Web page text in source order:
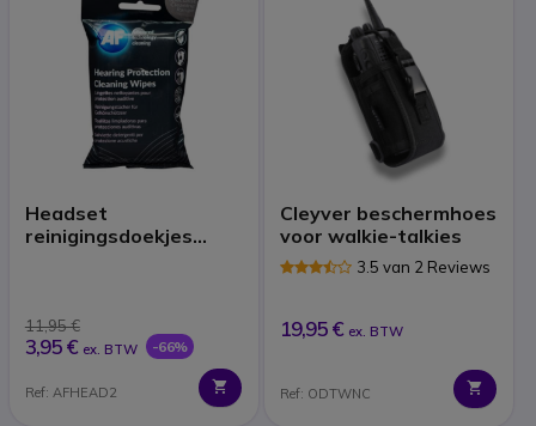
Headset
reinigingsdoekjes
11,95 €
3,95 € ex. BTW -66%
Ref: AFHEAD2
Cleyver beschermhoes
voor walkie-talkies
3.5 van 2 Reviews
19,95 € ex. BTW
Ref: ODTWNC